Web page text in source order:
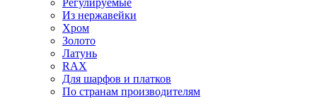
Регулируемые
Из нержавейки
Хром
Золото
Латунь
RAX
Для шарфов и платков
По странам производителям